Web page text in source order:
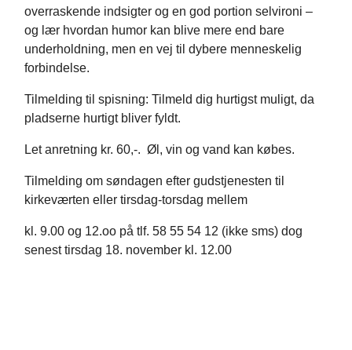
overraskende indsigter og en god portion selvironi –
og lær hvordan humor kan blive mere end bare
underholdning, men en vej til dybere menneskelig
forbindelse.
Tilmelding til spisning: Tilmeld dig hurtigst muligt, da
pladserne hurtigt bliver fyldt.
Let anretning kr. 60,-. Øl, vin og vand kan købes.
Tilmelding om søndagen efter gudstjenesten til
kirkeværten eller tirsdag-torsdag mellem
kl. 9.00 og 12.oo på tlf. 58 55 54 12 (ikke sms) dog
senest tirsdag 18. november kl. 12.00